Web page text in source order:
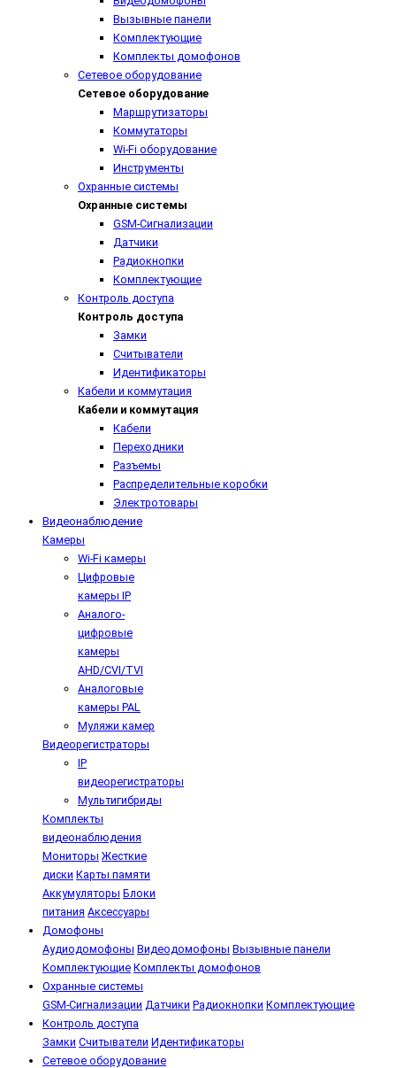
Вызывные панели
Комплектующие
Комплекты домофонов
Сетевое оборудование
Сетевое оборудование
Маршрутизаторы
Коммутаторы
Wi-Fi оборудование
Инструменты
Охранные системы
Охранные системы
GSM-Сигнализации
Датчики
Радиокнопки
Комплектующие
Контроль доступа
Контроль доступа
Замки
Считыватели
Идентификаторы
Кабели и коммутация
Кабели и коммутация
Кабели
Переходники
Разъемы
Распределительные коробки
Электротовары
Видеонаблюдение
Камеры
Wi-Fi камеры
Цифровые
камеры IP
Аналого-
цифровые
камеры
AHD/CVI/TVI
Аналоговые
камеры PAL
Муляжи камер
Видеорегистраторы
IP
видеорегистраторы
Мультигибриды
Комплекты
видеонаблюдения
Мониторы Жесткие
диски Карты памяти
Аккумуляторы Блоки
питания Аксессуары
Домофоны
Аудиодомофоны Видеодомофоны Вызывные панели
Комплектующие Комплекты домофонов
Охранные системы
GSM-Сигнализации Датчики Радиокнопки Комплектующие
Контроль доступа
Замки Считыватели Идентификаторы
Сетевое оборудование